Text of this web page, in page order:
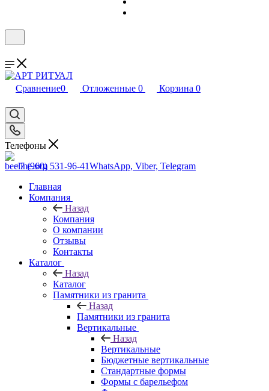
Сравнение0 Отложенные 0 Корзина 0
Телефоны
+7 (960) 531-96-41WhatsApp, Viber, Telegram
Главная
Компания
Назад
Компания
О компании
Отзывы
Контакты
Каталог
Назад
Каталог
Памятники из гранита
Назад
Памятники из гранита
Вертикальные
Назад
Вертикальные
Бюджетные вертикальные
Стандартные формы
Формы с барельефом